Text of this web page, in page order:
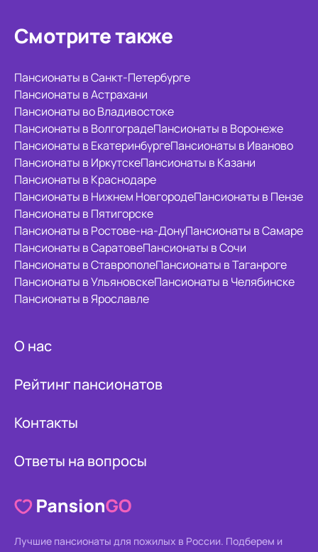
Смотрите также
Пансионаты в Санкт-Петербурге
Пансионаты в Астрахани
Пансионаты во Владивостоке
Пансионаты в ВолгоградеПансионаты в Воронеже
Пансионаты в ЕкатеринбургеПансионаты в Иваново
Пансионаты в ИркутскеПансионаты в Казани
Пансионаты в Краснодаре
Пансионаты в Нижнем НовгородеПансионаты в Пензе
Пансионаты в Пятигорске
Пансионаты в Ростове-на-ДонуПансионаты в Самаре
Пансионаты в СаратовеПансионаты в Сочи
Пансионаты в СтаврополеПансионаты в Таганроге
Пансионаты в УльяновскеПансионаты в Челябинске
Пансионаты в Ярославле
О нас
Рейтинг пансионатов
Контакты
Ответы на вопросы
Лучшие пансионаты для пожилых в России. Подберем и